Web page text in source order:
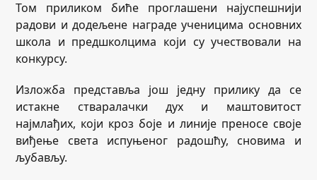
Том приликом биће проглашени најуспешнији
радови и додељене награде ученицима основних
школа и предшколцима који су учествовали на
конкурсу.
Изложба представља још једну прилику да се
истакне стваралачки дух и маштовитост
најмлађих, који кроз боје и линије преносе своје
виђење света испуњеног радошћу, сновима и
љубављу.